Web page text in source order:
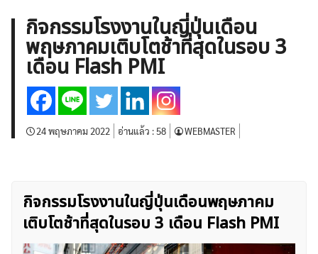
ค้นหา
สำหรับ:
ข่าวฟอเร็กซ์และสกุลเงิน คริปโตเคอร์เรนซี
ฟรีซิกแนล รายวัน
บทวิเคราะห์
เศรษฐกิจทั่วไป ดัชนี-หุ้น
พันธบัตร
สินค้าโภคภัณฑ์
โบรกเกอร์ FX
กองทุน Forex
ฟรี EA
กิจกรรมโรงงานในญี่ปุ่นเดือน
พฤษภาคมเติบโตช้าที่สุดในรอบ 3
เดือน Flash PMI
24 พฤษภาคม 2022 อ่านแล้ว :58 WEBMASTER
กิจกรรมโรงงานในญี่ปุ่นเดือนพฤษภาคม
เติบโตช้าที่สุดในรอบ 3 เดือน Flash PMI